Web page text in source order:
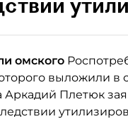
омского
выложили в
Аркадий Плетюк